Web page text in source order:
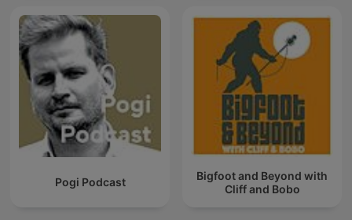
Pogi Podcast
Bigfoot and Beyond with
Cliff and Bobo